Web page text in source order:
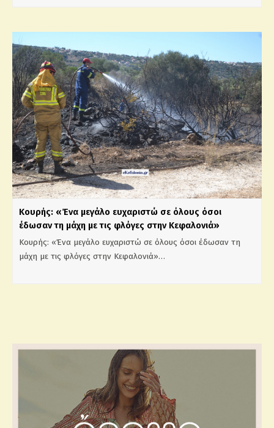
Κουρής: «Ένα μεγάλο ευχαριστώ σε όλους όσοι
έδωσαν τη μάχη με τις φλόγες στην Κεφαλονιά»
Κουρής: «Ένα μεγάλο ευχαριστώ σε όλους όσοι έδωσαν τη
μάχη με τις φλόγες στην Κεφαλονιά»…